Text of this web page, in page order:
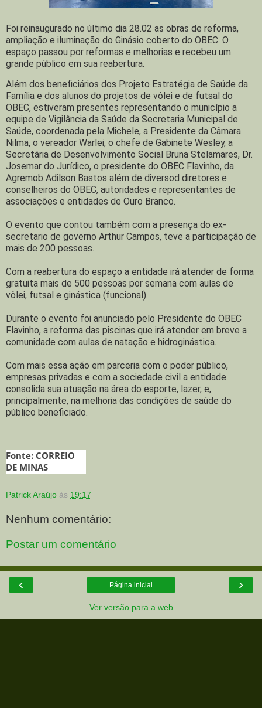
Foi reinaugurado no último dia 28.02 as obras de reforma,
ampliação e iluminação do Ginásio coberto do OBEC. O
espaço passou por reformas e melhorias e recebeu um
grande público em sua reabertura.
Além dos beneficiários dos Projeto Estratégia de Saúde da
Família e dos alunos do projetos de vôlei e de futsal do
OBEC, estiveram presentes representando o município a
equipe de Vigilância da Saúde da Secretaria Municipal de
Saúde, coordenada pela Michele, a Presidente da Câmara
Nilma, o vereador Warlei, o chefe de Gabinete Wesley, a
Secretária de Desenvolvimento Social Bruna Stelamares, Dr.
Josemar do Jurídico, o presidente do OBEC Flavinho, da
Agremob Adilson Bastos além de diversod diretores e
conselheiros do OBEC, autoridades e representantes de
associações e entidades de Ouro Branco.
O evento que contou também com a presença do ex-
secretario de governo Arthur Campos, teve a participação de
mais de 200 pessoas.
Com a reabertura do espaço a entidade irá atender de forma
gratuita mais de 500 pessoas por semana com aulas de
vôlei, futsal e ginástica (funcional).
Durante o evento foi anunciado pelo Presidente do OBEC
Flavinho, a reforma das piscinas que irá atender em breve a
comunidade com aulas de natação e hidroginástica.
Com mais essa ação em parceria com o poder público,
empresas privadas e com a sociedade civil a entidade
consolida sua atuação na área do esporte, lazer, e,
principalmente, na melhoria das condições de saúde do
público beneficiado.
Fonte: CORREIO
DE MINAS
Patrick Araújo às 19:17
Nenhum comentário:
Postar um comentário
‹ ›
Página inicial
Ver versão para a web